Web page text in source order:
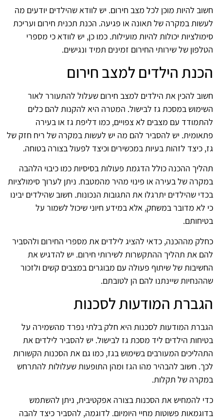
חשוב להיות מוכן לכל מצב חירום. יש לוודא שהילדים יודעים מה
לעשות במקרה של תאונה או פגיעה. הכנת תכנית חירום ועריכת
סימולציות יכולות להיות מועילות. כמו כן, יש לוודא כי מספרי
הטלפון של שירותי החירום זמינים תמיד ונגישים.
הכנת הילדים למצב חירום
חשוב להכין את הילדים למצב חירום שעלול להתעורר לאור
השימוש במסכת גז לבישול. המטרה היא להקנות להם כלים
להתמודד עם מצבים לא צפויים, כמו דליפת גז או בעירה
פתאומית. יש להסביר להם מה יש לעשות במקרה של ריח חזק של
גז, כיצד לזהות בעיות במכשירים וכיצד לפעול בצורה בטוחה.
תהליך ההכנה כולל הדגמת פעולות בסיסיות כמו כיבוי הלהבה
במקרה של בעירה או פינוי מהיר מהמטבח. ניתן לערוך סימולציות
בכדי שהילדים יתרגלו את התגובות הנכונות. חשוב שהילדים יבינו
כי לא מדובר במשחק, אלא במידע חיוני שיכול לשמור על
בטיחותם.
כחלק מההכנה, כדאי להציג לילדים את מספרי החירום ולהסביר
להם את תהליך ההתקשרות לשירותי חירום. יש להדגיש את
החשיבות של שיתוף פעולה עם מבוגרים במצבים קשים ולזכור
שההנחיות שיינתנו להם הן לטובתם.
הגברת המודעות לסכנות
הגברת המודעות לסכנות היא חלק בלתי נפרד מהשמירה על
בטיחות הילדים ליד מסכת גז לבישול. יש להסביר לילדים את
התהליכים המעורבים בשימוש בגז, כמו גם את הסכנות הקשורות
לכך. חשוב להבהיר מהו הגז ומהן התופעות שעלולות להתרחש
במקרה של תקלות.
כדי להמחיש את הסכנות בצורה אפקטיבית, ניתן להשתמש
בדוגמאות פשוטות מחיי היומיום. לדוגמה, להסביר כיצד להבה